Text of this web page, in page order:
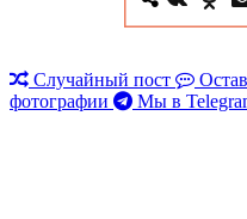
Случайный пост
фотографии
Мы в